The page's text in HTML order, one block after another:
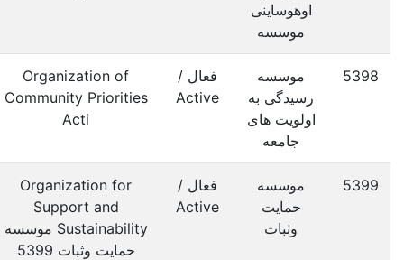
اوهوساینی
موسسه
5398
موسسه
رسیدگی به
اولویت های
جامعه
فعال /
Active
Organization of
Community Priorities
Acti
5399
موسسه
حمایت
وثبات
فعال /
Active
Organization for
Support and
Sustainability موسسه
حمایت وثبات 5399